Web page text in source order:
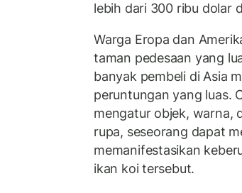
lebih dari 300 ribu dolar
Warga Eropa dan
taman pedesaan yang
banyak pembeli di Asia
peruntungan yang luas.
mengatur objek, warna,
rupa, seseorang dapat
memanifestasikan
ikan koi tersebut.